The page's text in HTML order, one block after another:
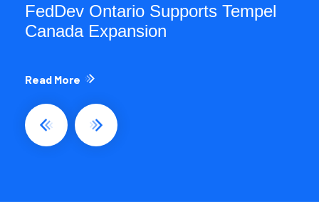
FedDev Ontario Supports Tempel
Canada Expansion
Read More